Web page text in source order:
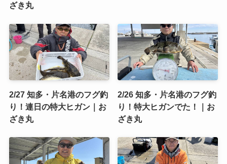
ざき丸
2/27 知多・片名港のフグ釣
り！連日の特大ヒガン｜お
ざき丸
2/26 知多・片名港のフグ釣
り！特大ヒガンでた！｜お
ざき丸